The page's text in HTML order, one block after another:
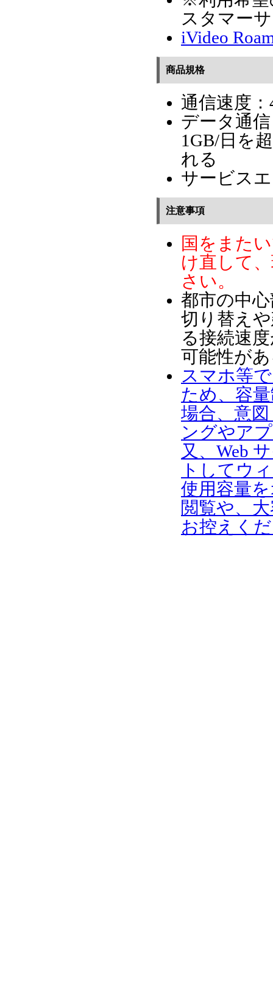
スタマー​
iVideo
商品規格
通信速度：
データ通
1GB/日を
れる
サービス
注意事項
国をまた
け直して
さい。
都市の中
切り替え
る接続速
可能性が
スマホ等
ため、容
場合、意
ングやア
又、Web
トしてウ
使用容量
閲覧や、
お控えく